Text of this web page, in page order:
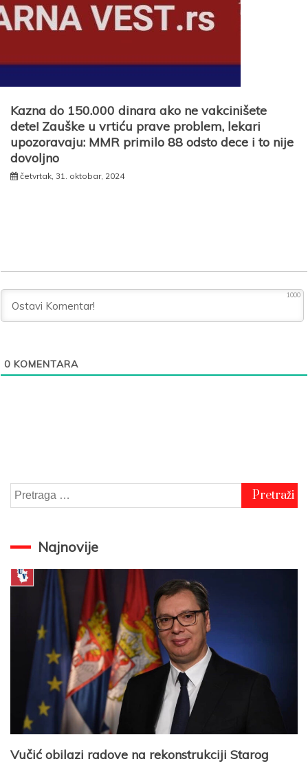
Kazna do 150.000 dinara ako ne vakcinišete
dete! Zauške u vrtiću prave problem, lekari
upozoravaju: MMR primilo 88 odsto dece i to nije
dovoljno
četvrtak, 31. oktobar, 2024
1000
0 KOMENTARA
Pretraga
za:
Najnovije
Vučić obilazi radove na rekonstrukciji Starog